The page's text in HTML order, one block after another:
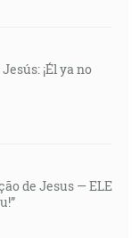
¡Él ya no
de Jesus — ELE